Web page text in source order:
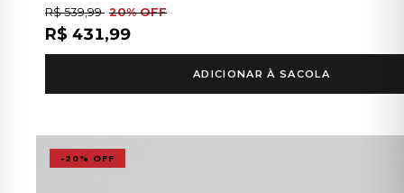
R$ 539,99 20% OFF
R$ 431,99
ADICIONAR À SACOLA
-20% OFF